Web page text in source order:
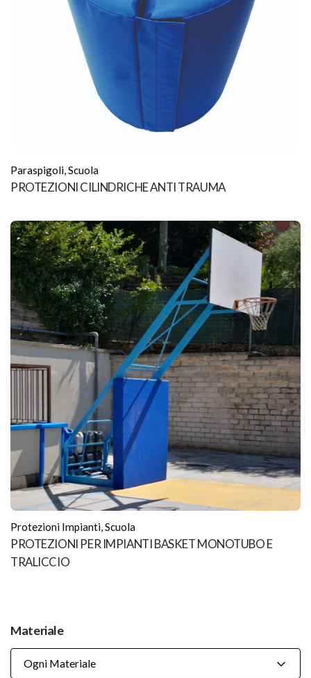
Paraspigoli,Scuola
PROTEZIONI CILINDRICHE ANTI TRAUMA
Protezioni Impianti,Scuola
PROTEZIONI PER IMPIANTI BASKET MONOTUBO E
TRALICCIO
Materiale
Ogni Materiale